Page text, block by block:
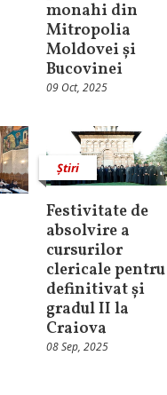
monahi din
Mitropolia
Moldovei și
Bucovinei
09 Oct, 2025
Știri
Festivitate de
absolvire a
cursurilor
clericale pentru
definitivat și
gradul II la
Craiova
08 Sep, 2025